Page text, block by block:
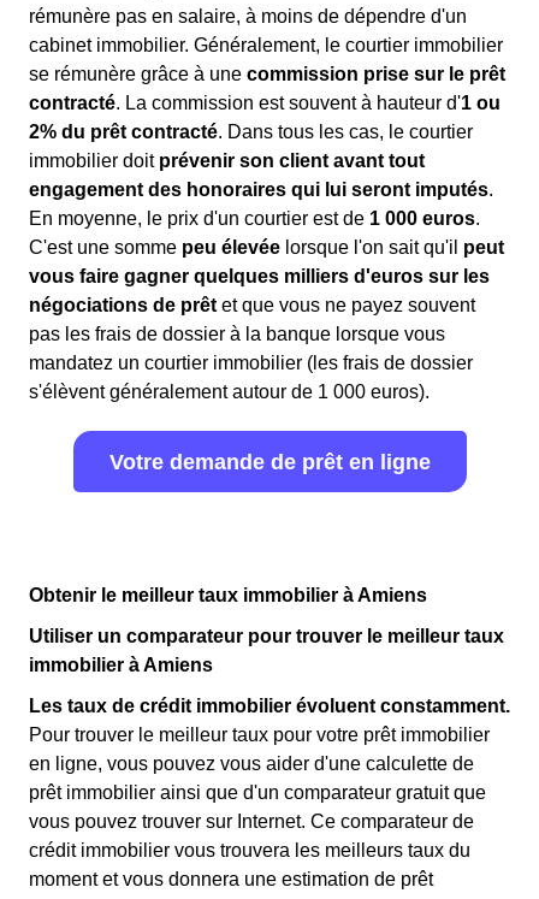
rémunère pas en salaire, à moins de dépendre d'un
cabinet immobilier. Généralement, le courtier immobilier
se rémunère grâce à une commission prise sur le prêt
contracté. La commission est souvent à hauteur d'1 ou
2% du prêt contracté. Dans tous les cas, le courtier
immobilier doit prévenir son client avant tout
engagement des honoraires qui lui seront imputés.
En moyenne, le prix d'un courtier est de 1 000 euros.
C'est une somme peu élevée lorsque l'on sait qu'il peut
vous faire gagner quelques milliers d'euros sur les
négociations de prêt et que vous ne payez souvent
pas les frais de dossier à la banque lorsque vous
mandatez un courtier immobilier (les frais de dossier
s'élèvent généralement autour de 1 000 euros).
Votre demande de prêt en ligne
Obtenir le meilleur taux immobilier à Amiens
Utiliser un comparateur pour trouver le meilleur taux
immobilier à Amiens
Les taux de crédit immobilier évoluent constamment.
Pour trouver le meilleur taux pour votre prêt immobilier
en ligne, vous pouvez vous aider d'une calculette de
prêt immobilier ainsi que d'un comparateur gratuit que
vous pouvez trouver sur Internet. Ce comparateur de
crédit immobilier vous trouvera les meilleurs taux du
moment et vous donnera une estimation de prêt